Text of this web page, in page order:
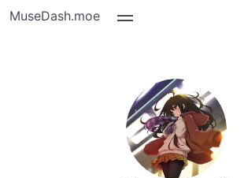
MuseDash.moe